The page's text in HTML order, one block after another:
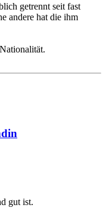
getrennt seit fast
andere hat die ihm
gut ist.